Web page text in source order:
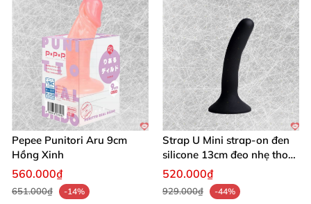
Pepee Punitori Aru 9cm
Hồng Xinh
560.000₫
651.000₫ -14%
Strap U Mini strap-on đen
silicone 13cm đeo nhẹ thoải
mái
520.000₫
929.000₫ -44%